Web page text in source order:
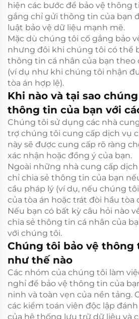
hiện các bước để bảo vệ thông
gắng chỉ gửi thông tin của bạn
luật bảo vệ dữ liệu mạnh mẽ.
Mặc dù chúng tôi cố gắng bảo
nhưng đôi khi chúng tôi có thể
thông tin cá nhân của bạn theo
(ví dụ như khi chúng tôi nhận
tòa án hợp lệ).
Khi nào và tại sao
thông tin của bạn với
Chúng tôi sử dụng các nhà
trợ chúng tôi cung cấp dịch vụ
này sẽ được cung cấp rõ ràng
xác nhận hoặc đồng ý của bạn.
Ngoài những nhà cung cấp
chỉ chia sẻ thông tin của bạn
cầu pháp lý (ví dụ, nếu chúng
của tòa án hoặc trát đòi hầu tòa
Nếu bạn có bất kỳ câu hỏi nào
chia sẻ thông tin cá nhân của
với chúng tôi.
Chúng tôi bảo vệ thông
như thế nào
Các nhóm của chúng tôi làm
nghỉ để bảo vệ thông tin của
ninh và toàn vẹn của nền tảng.
các kiểm toán viên độc lập
của hệ thống lưu trữ dữ liệu và